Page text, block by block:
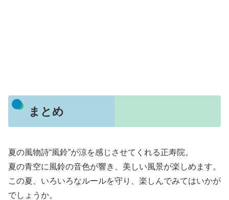
まとめ
夏の風物詩“風鈴”が涼を感じさせてくれる正寿院。
夏の青空に風鈴の音色が響き、美しい風景が楽しめます。
この夏、いろいろなルールを守り、楽しんでみてはいかが
でしょうか。